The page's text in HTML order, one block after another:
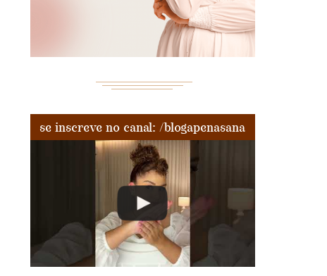
se inscreve no canal: /blogapenasana